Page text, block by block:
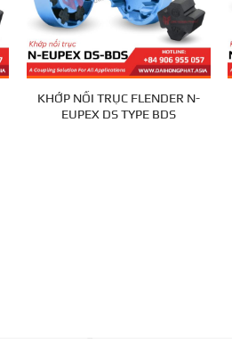
KHỚP NỐI TRỤC FLENDER N-
EUPEX DS TYPE BDS